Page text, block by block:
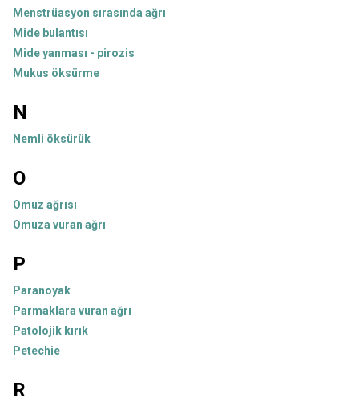
Menstrüasyon sırasında ağrı
Mide bulantısı
Mide yanması - pirozis
Mukus öksürme
N
Nemli öksürük
O
Omuz ağrısı
Omuza vuran ağrı
P
Paranoyak
Parmaklara vuran ağrı
Patolojik kırık
Petechie
R